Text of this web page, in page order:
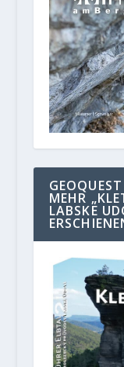
MEHR
LABSKE